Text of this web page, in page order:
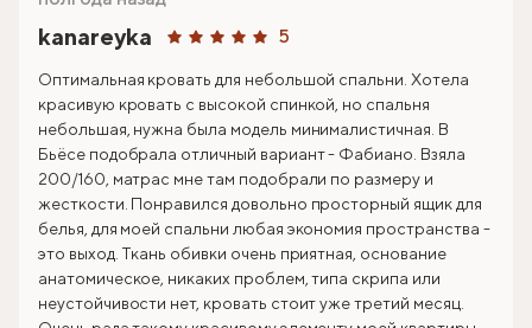
kanareyka 5
Оптимальная кровать для небольшой спальни. Хотела
красивую кровать с высокой спинкой, но спальня
небольшая, нужна была модель минималистичная. В
Бьёсе подобрала отличный вариант - Фабиано. Взяла
200/160, матрас мне там подобрали по размеру и
жесткости. Понравился довольно просторный ящик для
белья, для моей спальни любая экономия пространства -
это выход. Ткань обивки очень приятная, основание
анатомическое, никаких проблем, типа скрипа или
неустойчивости нет, кровать стоит уже третий месяц.